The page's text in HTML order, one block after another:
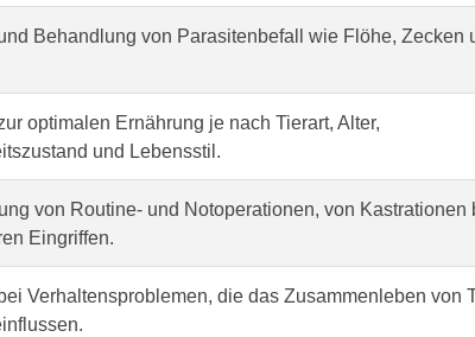
Behandlung von Parasitenbefall wie Flöhe, Zecken
optimalen Ernährung je nach Tierart, Alter,
und Lebensstil.
von Routine- und Notoperationen, von Kastrationen
Eingriffen.
Verhaltensproblemen, die das Zusammenleben von